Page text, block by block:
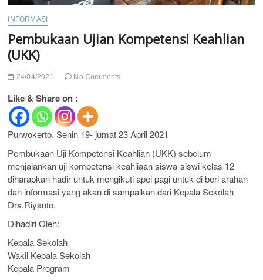
INFORMASI
Pembukaan Ujian Kompetensi Keahlian
(UKK)
24/04/2021 No Comments
Like & Share on :
Purwokerto, Senin 19- jumat 23 April 2021
Pembukaan Uji Kompetensi Keahlian (UKK) sebelum
menjalankan uji kompetensi keahliaan siswa-siswi kelas 12
diharapkan hadir untuk mengikuti apel pagi untuk di beri arahan
dan informasi yang akan di sampaikan dari Kepala Sekolah
Drs.Riyanto.
Dihadiri Oleh:
Kepala Sekolah
Wakil Kepala Sekolah
Kepala Program